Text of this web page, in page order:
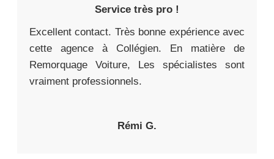
Service très pro !
Excellent contact. Très bonne expérience avec
cette agence à Collégien. En matière de
Remorquage Voiture, Les spécialistes sont
vraiment professionnels.
Rémi G.